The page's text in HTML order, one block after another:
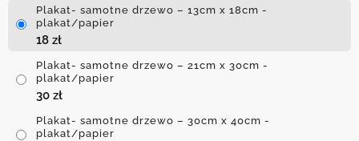
Plakat- samotne drzewo – 13cm x 18cm -
plakat/papier
18 zł
Plakat- samotne drzewo – 21cm x 30cm -
plakat/papier
30 zł
Plakat- samotne drzewo – 30cm x 40cm -
plakat/papier